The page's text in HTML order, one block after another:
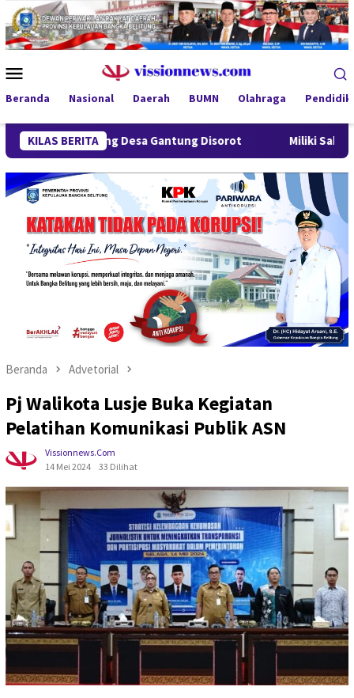
Loncat
ke
konten
Mobile
Beranda Nasional Daerah BUMN Olahraga
KILAS BERITA
Desa Gantung Disorot Miliki Sabu 50 Gram, IRT
Beranda Advetorial
Pj Walikota Lusje Buka Kegiatan
Pelatihan Komunikasi Publik ASN
Vissionnews.com
14 Mei 2024
33 Dilihat